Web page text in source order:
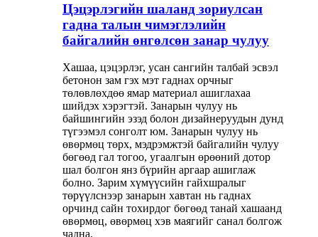
Цэцэрлэгийн шаланд зориулсан
гадна талын чимэглэлийн
байгалийн өнгөлсөн занар чулуу
Хашаа, цэцэрлэг, усан сангийн талбай эсвэл
бетонон зам гэх мэт гаднах орчныг
төлөвлөхдөө ямар материал ашиглахаа
шийдэх хэрэгтэй. Занарын чулуу нь
байшингийн эзэд болон дизайнеруудын дунд
түгээмэл сонголт юм. Занарын чулуу нь
өвөрмөц төрх, мэдрэмжтэй байгалийн чулуу
бөгөөд гал тогоо, угаалгын өрөөний дотор
шал болгон янз бүрийн аргаар ашиглаж
болно. Зарим хүмүүсийн гайхшралыг
төрүүлснээр занарын хавтан нь гаднах
орчинд сайн тохирдог бөгөөд танай хашаанд
өвөрмөц, өвөрмөц хэв маягийг санал болгож
чадна.